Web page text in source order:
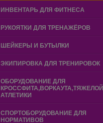
ИНВЕНТАРЬ ДЛЯ ФИТНЕСА
РУКОЯТКИ ДЛЯ ТРЕНАЖЁРОВ
ШЕЙКЕРЫ И БУТЫЛКИ
ЭКИПИРОВКА ДЛЯ ТРЕНИРОВОК
ОБОРУДОВАНИЕ ДЛЯ
КРОССФИТА,ВОРКАУТА,ТЯЖЕЛОЙ
АТЛЕТИКИ
СПОРТОБОРУДОВАНИЕ ДЛЯ
НОРМАТИВОВ